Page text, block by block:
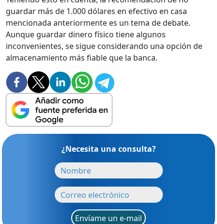
guardar más de 1.000 dólares en efectivo en casa
mencionada anteriormente es un tema de debate.
Aunque guardar dinero físico tiene algunos
inconvenientes, se sigue considerando una opción de
almacenamiento más fiable que la banca.
¿Necesita una consulta?
Envíame un e-mail